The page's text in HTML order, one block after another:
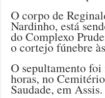
O corpo de
Nardinho, está
do Complexo
o cortejo fúnebre
O sepultamento foi
horas, no
Saudade, em Assis.